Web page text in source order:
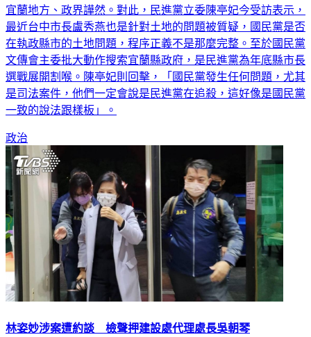
宜蘭地方、政界譁然。對此，民進黨立委陳亭妃今受訪表示，
最近台中市長盧秀燕也是針對土地的問題被質疑，國民黨是否
在執政縣市的土地問題，程序正義不是那麼完整。至於國民黨
文傳會主委批大動作搜索宜蘭縣政府，是民進黨為年底縣市長
選戰展開割喉。陳亭妃則回擊，「國民黨發生任何問題，尤其
是司法案件，他們一定會說是民進黨在追殺，這好像是國民黨
一致的說法跟樣板」。
政治
林姿妙涉案遭約談 檢聲押建設處代理處長吳朝琴